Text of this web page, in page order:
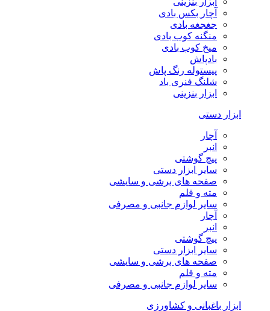
آچار بکس بادی
جغجغه بادی
منگنه کوب بادی
میخ کوب بادی
بادپاش
پیستوله رنگ پاش
شلنگ فنری باد
ابزار بنزینی
ابزار دستی
آچار
انبر
پیچ گوشتی
سایر ابزار دستی
صفحه های برشی و سایشی
مته و قلم
سایر لوازم جانبی و مصرفی
آچار
انبر
پیچ گوشتی
سایر ابزار دستی
صفحه های برشی و سایشی
مته و قلم
سایر لوازم جانبی و مصرفی
ابزار باغبانی و کشاورزی